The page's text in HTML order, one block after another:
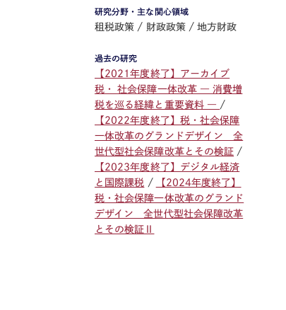
研究分野・主な関心領域
租税政策 財政政策 地方財政
過去の研究
【2021年度終了】アーカイブ
税・ 社会保障一体改革 ― 消費増
税を巡る経緯と重要資料 ―
【2022年度終了】税・社会保障
一体改革のグランドデザイン 全
世代型社会保障改革とその検証
【2023年度終了】デジタル経済
と国際課税
【2024年度終了】
税・社会保障一体改革のグランド
デザイン 全世代型社会保障改革
とその検証Ⅱ